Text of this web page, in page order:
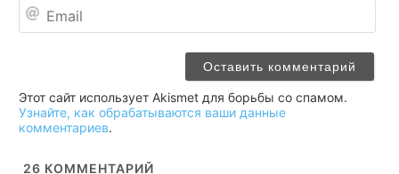
Этот сайт использует Akismet для борьбы со спамом.
Узнайте, как обрабатываются ваши данные
комментариев.
26 КОММЕНТАРИЙ